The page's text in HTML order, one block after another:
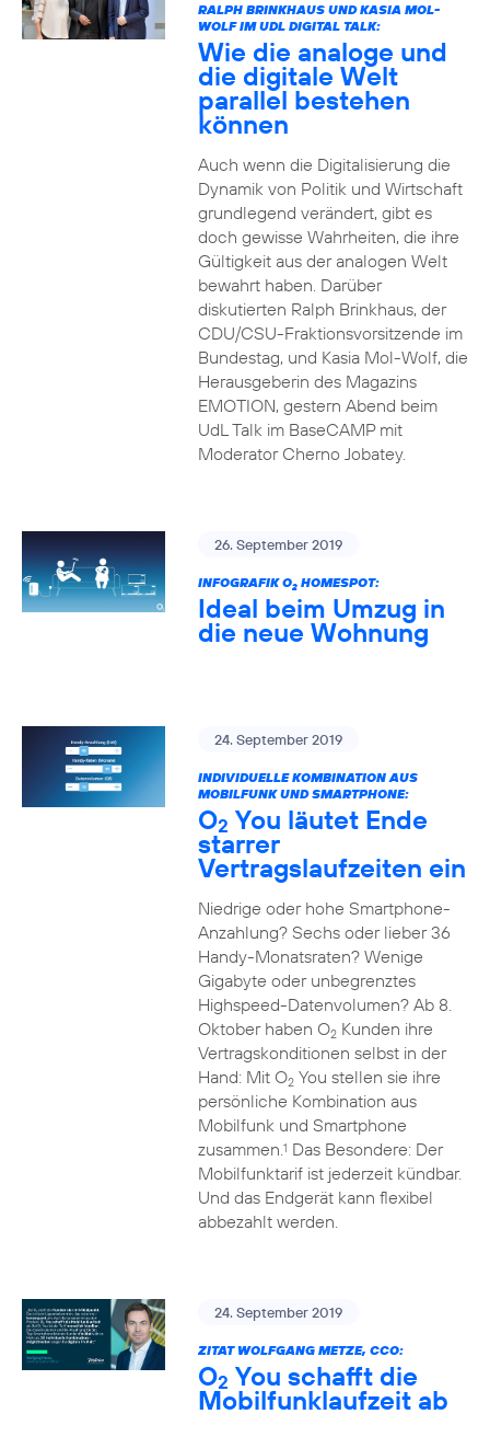
RALPH BRINKHAUS UND KASIA MOL-
WOLF IM UDL DIGITAL TALK:
Wie die analoge und
die digitale Welt
parallel bestehen
können
Auch wenn die Digitalisierung die
Dynamik von Politik und Wirtschaft
grundlegend verändert, gibt es
doch gewisse Wahrheiten, die ihre
Gültigkeit aus der analogen Welt
bewahrt haben. Darüber
diskutierten Ralph Brinkhaus, der
CDU/CSU-Fraktionsvorsitzende im
Bundestag, und Kasia Mol-Wolf, die
Herausgeberin des Magazins
EMOTION, gestern Abend beim
UdL Talk im BaseCAMP mit
Moderator Cherno Jobatey.
26. September 2019
INFOGRAFIK O2HOMESPOT:
Ideal beim Umzug in
die neue Wohnung
24. September 2019
INDIVIDUELLE KOMBINATION AUS
MOBILFUNK UND SMARTPHONE:
O2 You läutet Ende
starrer
Vertragslaufzeiten ein
Niedrige oder hohe Smartphone-
Anzahlung? Sechs oder lieber 36
Handy-Monatsraten? Wenige
Gigabyte oder unbegrenztes
Highspeed-Datenvolumen? Ab 8.
Oktober haben O2Kunden ihre
Vertragskonditionen selbst in der
Hand: Mit O2You stellen sie ihre
persönliche Kombination aus
Mobilfunk und Smartphone
zusammen.1 Das Besondere: Der
Mobilfunktarif ist jederzeit kündbar.
Und das Endgerät kann flexibel
abbezahlt werden.
24. September 2019
ZITAT WOLFGANG METZE, CCO:
O2 You schafft die
Mobilfunklaufzeit ab